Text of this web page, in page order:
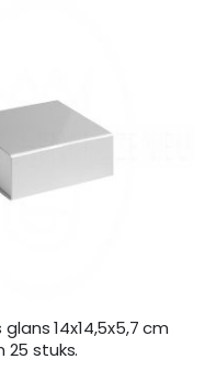
14x14,5x5,7 cm
25 stuks.